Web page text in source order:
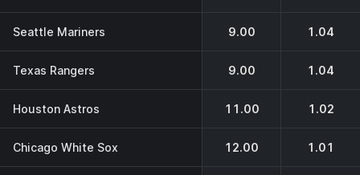
Seattle Mariners 9.00 1.04
Texas Rangers 9.00 1.04
Houston Astros 11.00 1.02
Chicago White Sox 12.00 1.01